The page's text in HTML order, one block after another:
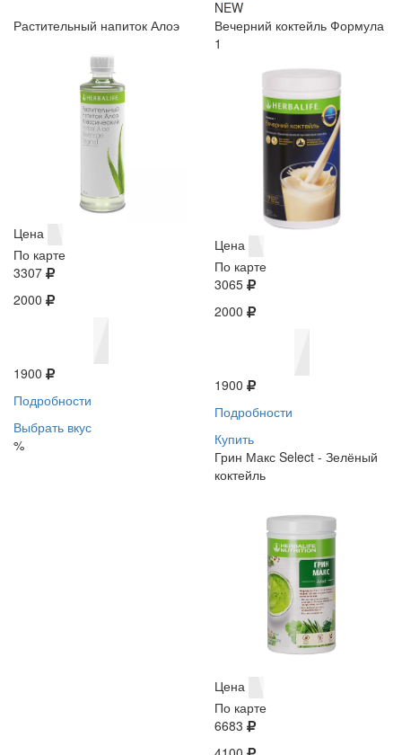
NEW
Растительный напиток Алоэ
Цена
По карте
3307
2000
1900
Подробности
Выбрать вкус
%
Вечерний коктейль Формула
1
Цена
По карте
3065
2000
1900
Подробности
Купить
Грин Макс Select - Зелёный
коктейль
Цена
По карте
6683